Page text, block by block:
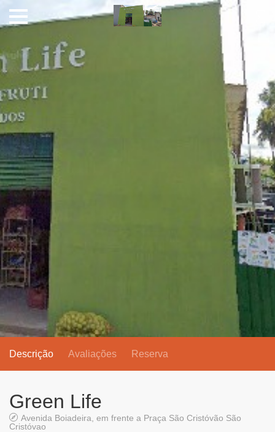
Descrição Avaliações Reserva
Green Life
Avenida Boiadeira, em frente a Praça São Cristóvão São
Cristóvao